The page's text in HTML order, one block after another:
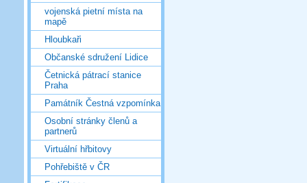
vojenská pietní místa na
mapě
Hloubkaři
Občanské sdružení Lidice
Četnická pátrací stanice
Praha
Památník Čestná vzpomínka
Osobní stránky členů a
partnerů
Virtuální hřbitovy
Pohřebiště v ČR